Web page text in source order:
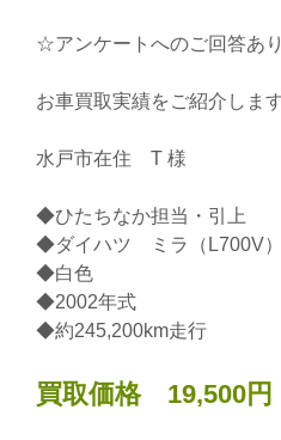
☆アンケートへのご回答あ
お車買取実績をご紹介します
水戸市在住 T 様
◆ひたちなか担当・引上
◆ダイハツ ミラ（L700V）
◆白色
◆2002年式
◆約245,200km走行
買取価格 19,500円